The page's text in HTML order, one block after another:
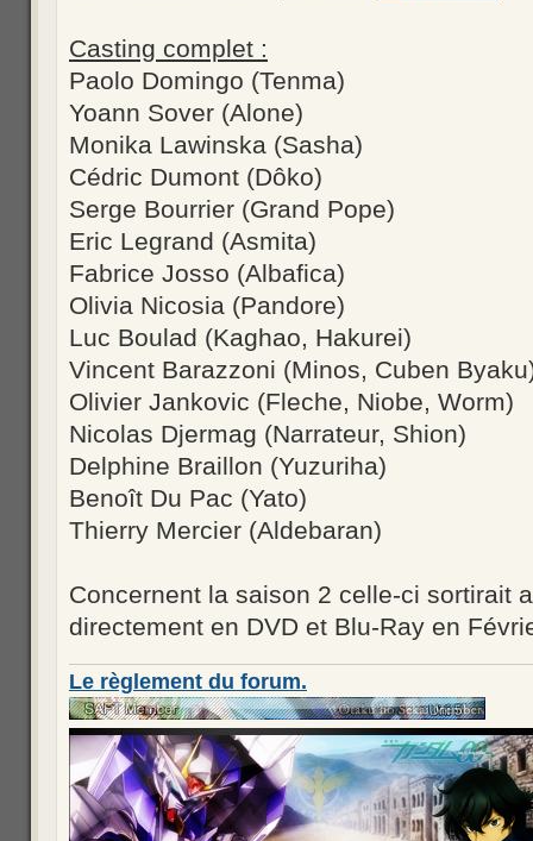
Casting complet :
Paolo Domingo (Tenma)
Yoann Sover (Alone)
Monika Lawinska (Sasha)
Cédric Dumont (Dôko)
Serge Bourrier (Grand Pope)
Eric Legrand (Asmita)
Fabrice Josso (Albafica)
Olivia Nicosia (Pandore)
Luc Boulad (Kaghao, Hakurei)
Vincent Barazzoni (Minos, Cuben
Olivier Jankovic (Fleche, Niobe, Worm)
Nicolas Djermag (Narrateur, Shion)
Delphine Braillon (Yuzuriha)
Benoît Du Pac (Yato)
Thierry Mercier (Aldebaran)
Concernent la saison 2 celle-ci sortirait
directement en DVD et Blu-Ray en
Le règlement du forum.